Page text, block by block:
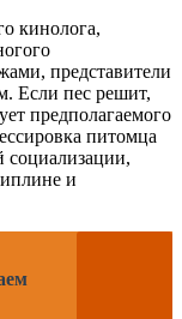
кинолога,
представители
Если пес решит,
предполагаемого
питомца
социализации,
и